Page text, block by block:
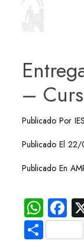
–
Publicado Por
Publicado El22/
Publicado En